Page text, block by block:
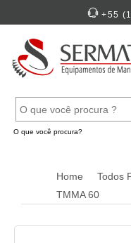
+55
O que você procura?
Home Todos
TMMA 60